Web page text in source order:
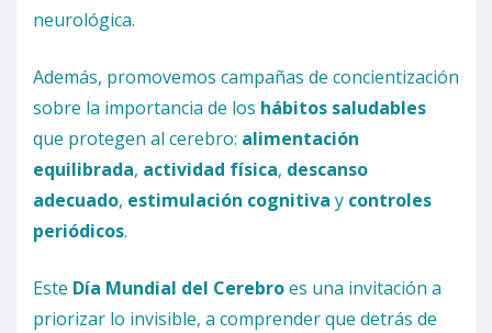
neurológica.
Además, promovemos campañas de concientización
sobre la importancia de los hábitos saludables
que protegen al cerebro: alimentación
equilibrada, actividad física, descanso
adecuado, estimulación cognitiva y controles
periódicos.
Este Día Mundial del Cerebroes una invitación a
priorizar lo invisible, a comprender que detrás de